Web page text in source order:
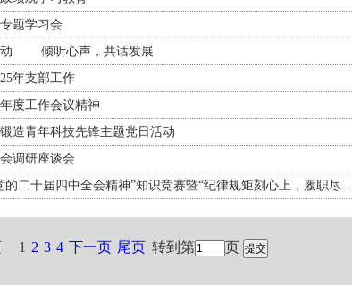
题学习会
动 倾听心声，共话发展
年支部工作
度工作会议精神
造青年科技先锋主题党日活动
调研座谈会
二十届四中全会精神”知识竞赛暨“纪律规矩刻心上，履职尽...
1 2 3 4 下一页 尾页 转到第 页